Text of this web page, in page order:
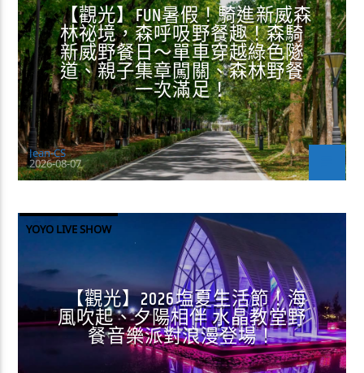
【觀光】FUN暑假！騎進新威森
林祕境，森呼吸野餐趣！森騎
新威野餐日～單車穿越綠色隧
道、親子集章闖關、森林野餐
一次滿足！
Jean-CS
2026-08-07
YOYO LIVE SHOW
【觀光】2026塩夏生活節！海
風吹起、夕陽相伴 水晶教堂野
餐音樂派對浪漫登場！